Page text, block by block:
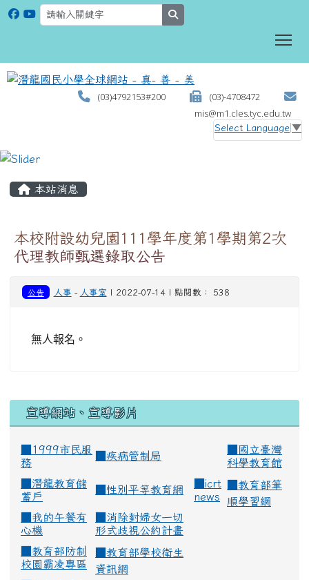
(03)4792153#200
(03)-4708472
mis@m1.cles.tyc.edu.tw
Select Language ▼
本站消息
本校附設幼兒園111學年度第1學期第2次
代理教師甄選錄取公告
公告 人事 - 人事室 | 2022-07-14 | 點閱數： 538
無人報名。
宣導網站、宣導影片
■1999市民服
務
疾病管制局
國立臺灣
科學教育館
潛龍教育儲
蓄戶
性別平等教育網
icrt
news
教育部筆
順學習網
我的午餐有
心機
消除對婦女一切
形式歧視公約計畫
教育部防制
校園霸凌專區
教育部學校衛生
資訊網